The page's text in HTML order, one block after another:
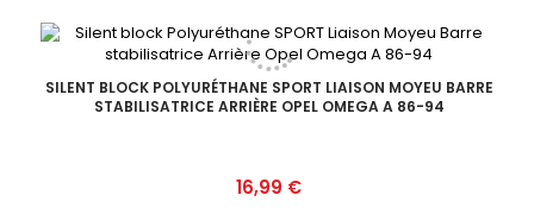
SILENT BLOCK POLYURÉTHANE SPORT LIAISON MOYEU BARRE
STABILISATRICE ARRIÈRE OPEL OMEGA A 86-94
Prix
16,99 €